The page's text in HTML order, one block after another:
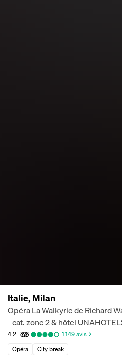
Italie, Milan
Opéra La Walkyrie de Richard
- cat. zone 2 & hôtel
4,2 1 149avis
Opéra
City break